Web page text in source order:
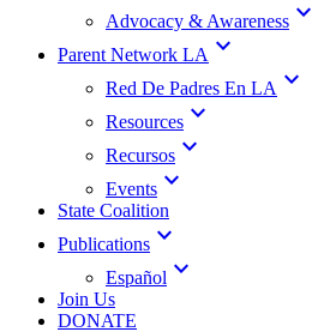
Advocacy & Awareness expand_more
Parent Network LA expand_more
Red De Padres En LA expand_more
Resources expand_more
Recursos expand_more
Events expand_more
State Coalition
Publications expand_more
Español expand_more
Join Us
DONATE